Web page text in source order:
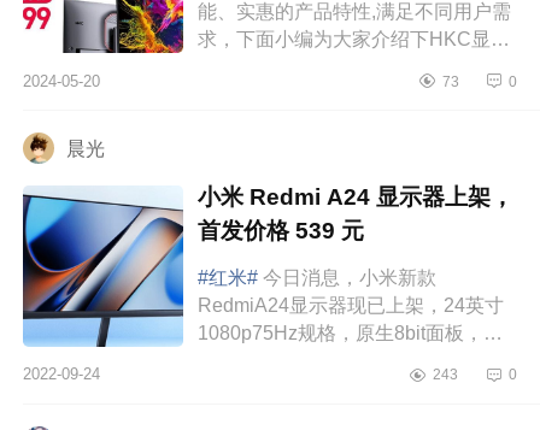
能、实惠的产品特性,满足不同用户需
求，下面小编为大家介绍下HKC显示
高 hkc电竞显示器哪款性价比
2024-05-20 73 0
晨光
小米 Redmi A24 显示器上架，
首发价格 539 元
#红米# 今日消息，小米新款
RedmiA24显示器现已上架，24英寸
1080p75Hz规格，原生8bit面板，首
寸VA面板，1080p分辨率，75Hz刷新
2022-09-24 243 0